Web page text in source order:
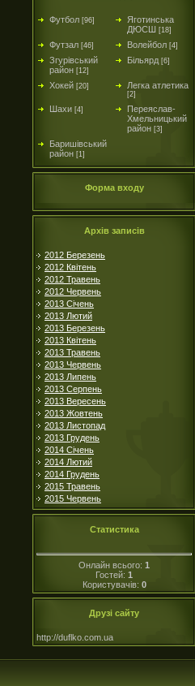
Футбол [96]
Яготинська
ДЮСШ [18]
Футзал [46] Волейбол [4]
Згурівський
район [12]
Більярд [6]
Хокей [20] Легка атлетика
[2]
Шахи [4]
Переяслав-
Хмельницький
район [3]
Баришівський
район [1]
Форма входу
Архів записів
2012 Березень
2012 Квітень
2012 Травень
2012 Червень
2013 Січень
2013 Лютий
2013 Березень
2013 Квітень
2013 Травень
2013 Червень
2013 Липень
2013 Серпень
2013 Вересень
2013 Жовтень
2013 Листопад
2013 Грудень
2014 Січень
2014 Лютий
2014 Грудень
2015 Травень
2015 Червень
Статистика
Онлайн всього: 1
Гостей: 1
Користувачів: 0
Друзі сайту
http://duflko.com.ua